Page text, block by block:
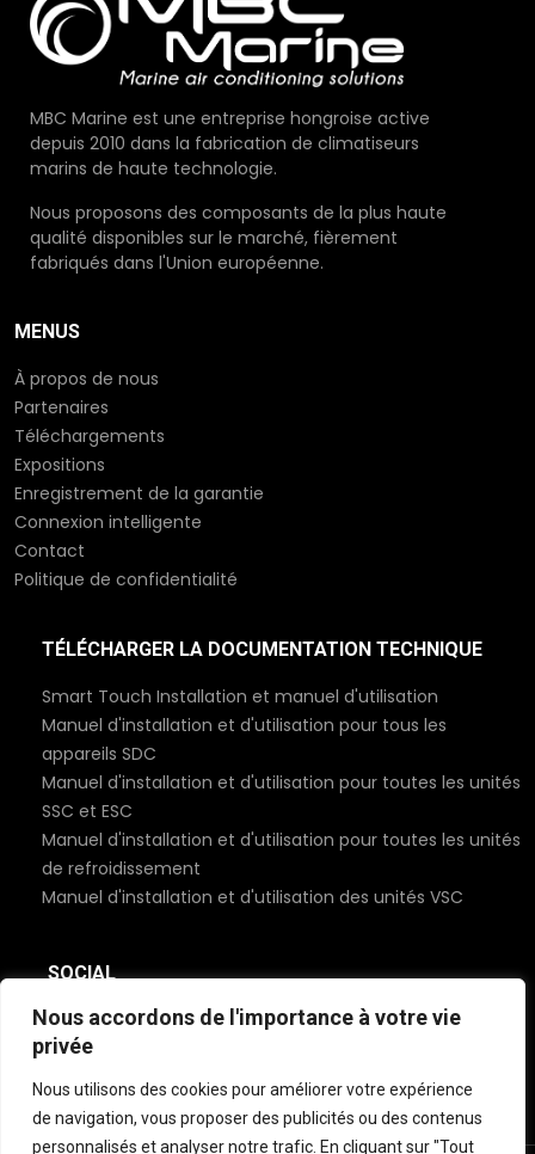
Nous accordons de l'importance à votre vie
privée
Nous utilisons des cookies pour améliorer votre expérience
de navigation, vous proposer des publicités ou des contenus
personnalisés et analyser notre trafic. En cliquant sur "Tout
MBC Marine est une entreprise hongroise active
depuis 2010 dans la fabrication de climatiseurs
marins de haute technologie.
Nous proposons des composants de la plus haute
qualité disponibles sur le marché, fièrement
fabriqués dans l'Union européenne.
MENUS
À propos de nous
Partenaires
Téléchargements
Expositions
Enregistrement de la garantie
Connexion intelligente
Contact
Politique de confidentialité
TÉLÉCHARGER LA DOCUMENTATION TECHNIQUE
Smart Touch Installation et manuel d'utilisation
Manuel d'installation et d'utilisation pour tous les
appareils SDC
Manuel d'installation et d'utilisation pour toutes les unités
SSC et ESC
Manuel d'installation et d'utilisation pour toutes les unités
de refroidissement
Manuel d'installation et d'utilisation des unités VSC
SOCIAL